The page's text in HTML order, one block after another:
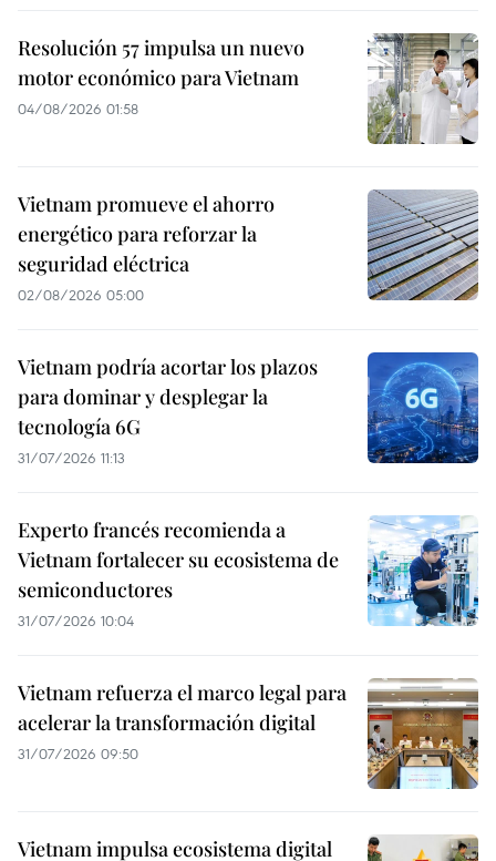
Resolución 57 impulsa un nuevo
motor económico para Vietnam
04/08/2026 01:58
Vietnam promueve el ahorro
energético para reforzar la
seguridad eléctrica
02/08/2026 05:00
Vietnam podría acortar los plazos
para dominar y desplegar la
tecnología 6G
31/07/2026 11:13
Experto francés recomienda a
Vietnam fortalecer su ecosistema de
semiconductores
31/07/2026 10:04
Vietnam refuerza el marco legal para
acelerar la transformación digital
31/07/2026 09:50
Vietnam impulsa ecosistema digital